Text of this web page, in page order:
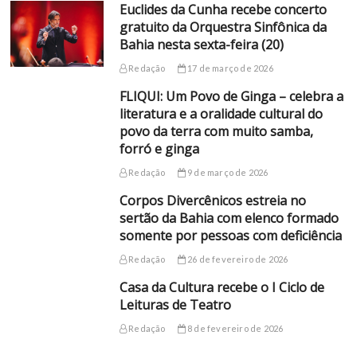
Euclides da Cunha recebe concerto
gratuito da Orquestra Sinfônica da
Bahia nesta sexta-feira (20)
Redação 17 de março de 2026
FLIQUI: Um Povo de Ginga – celebra a
literatura e a oralidade cultural do
povo da terra com muito samba,
forró e ginga
Redação 9 de março de 2026
Corpos Divercênicos estreia no
sertão da Bahia com elenco formado
somente por pessoas com deficiência
Redação 26 de fevereiro de 2026
Casa da Cultura recebe o I Ciclo de
Leituras de Teatro
Redação 8 de fevereiro de 2026